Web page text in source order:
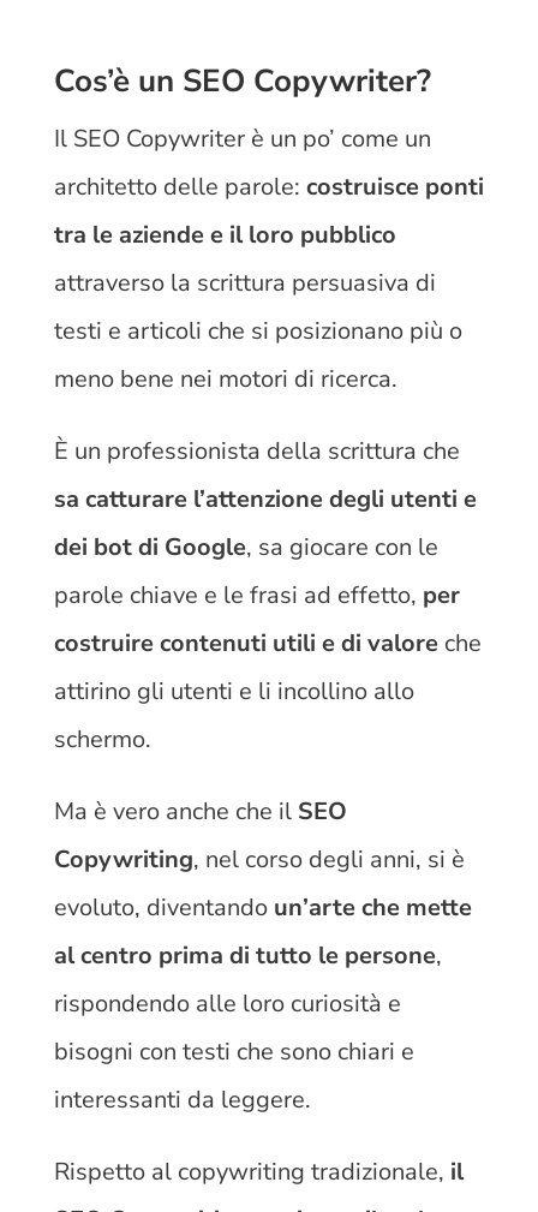
Cos’è un SEO Copywriter?
Il SEO Copywriter è un po’ come un
architetto delle parole: costruisce ponti
tra le aziende e il loro pubblico
attraverso la scrittura persuasiva di
testi e articoli che si posizionano più o
meno bene nei motori di ricerca.
È un professionista della scrittura che
sa catturare l’attenzione degli utenti e
dei bot di Google, sa giocare con le
parole chiave e le frasi ad effetto, per
costruire contenuti utili e di valore che
attirino gli utenti e li incollino allo
schermo.
Ma è vero anche che il SEO
Copywriting, nel corso degli anni, si è
evoluto, diventando un’arte che mette
al centro prima di tutto le persone,
rispondendo alle loro curiosità e
bisogni con testi che sono chiari e
interessanti da leggere.
Rispetto al copywriting tradizionale, il